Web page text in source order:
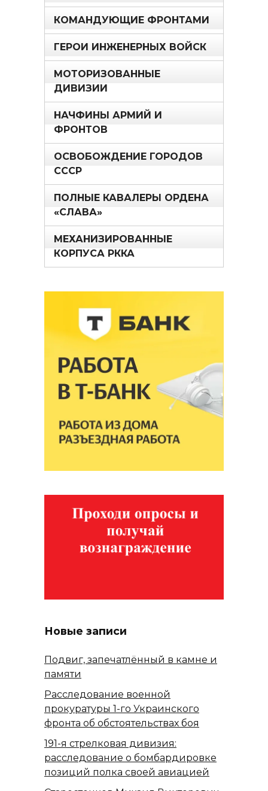
КОМАНДУЮЩИЕ ФРОНТАМИ
ГЕРОИ ИНЖЕНЕРНЫХ ВОЙСК
МОТОРИЗОВАННЫЕ
ДИВИЗИИ
НАЧФИНЫ АРМИЙ И
ФРОНТОВ
ОСВОБОЖДЕНИЕ ГОРОДОВ
СССР
ПОЛНЫЕ КАВАЛЕРЫ ОРДЕНА
«СЛАВА»
МЕХАНИЗИРОВАННЫЕ
КОРПУСА РККА
Новые записи
Подвиг, запечатлённый в камне и
памяти
Расследование военной
прокуратуры 1-го Украинского
фронта об обстоятельствах боя
191-я стрелковая дивизия:
расследование о бомбардировке
позиций полка своей авиацией